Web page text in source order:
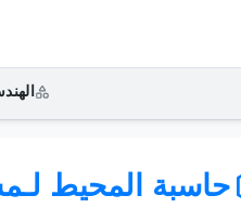
حاسبة المحيط